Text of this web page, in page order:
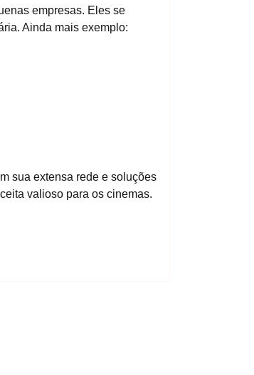
empresas. Eles se
Ainda mais exemplo:
sua extensa rede e soluções
valioso para os cinemas.